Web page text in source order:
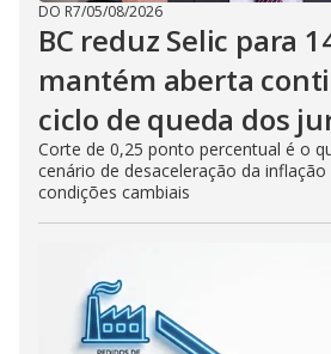
DO R7/05/08/2026
BC reduz Selic para
mantém aberta
ciclo de queda dos
Corte de 0,25 ponto percentual é o
cenário de desaceleração da
condições cambiais